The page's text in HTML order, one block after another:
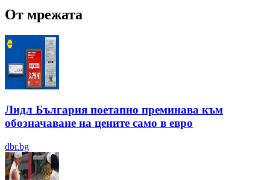
От мрежата
Лидл България поетапно преминава към
обозначаване на цените само в евро
dbr.bg